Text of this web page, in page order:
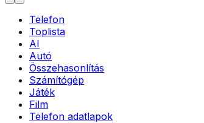
Telefon
Toplista
AI
Autó
Összehasonlítás
Számítógép
Játék
Film
Telefon adatlapok